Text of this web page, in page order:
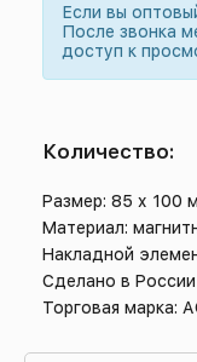
Если вы
После звонка
доступ к
Количество:
Размер: 85 х 100
Материал:
Накладной
Сделано в России
Торговая марка: